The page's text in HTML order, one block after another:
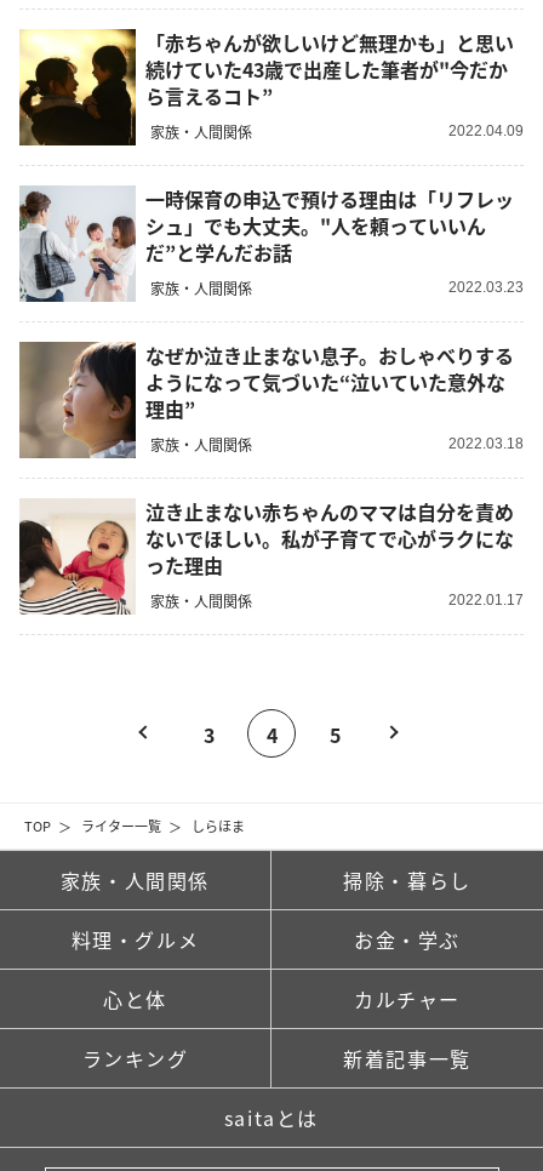
TOP ライター一覧 しらほま
「赤ちゃんが欲しいけど無理かも」と思い
続けていた43歳で出産した筆者が"今だか
ら言えるコト”
家族・人間関係 2022.04.09
一時保育の申込で預ける理由は「リフレッ
シュ」でも大丈夫。"人を頼っていいん
だ”と学んだお話
家族・人間関係 2022.03.23
なぜか泣き止まない息子。おしゃべりする
ようになって気づいた“泣いていた意外な
理由”
家族・人間関係 2022.03.18
泣き止まない赤ちゃんのママは自分を責め
ないでほしい。私が子育てで心がラクにな
った理由
家族・人間関係 2022.01.17
3 4 5
家族・人間関係 掃除・暮らし
料理・グルメ お金・学ぶ
心と体 カルチャー
ランキング 新着記事一覧
saitaとは